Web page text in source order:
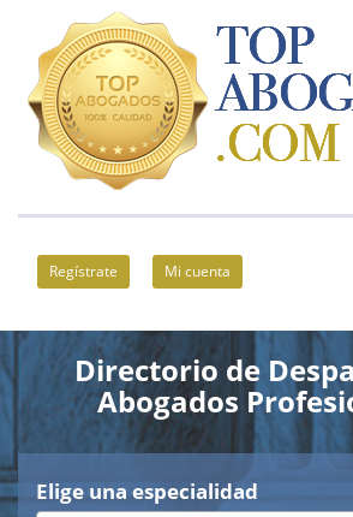
Regístrate Mi cuenta
Directorio de
Abogados
Elige una especialidad